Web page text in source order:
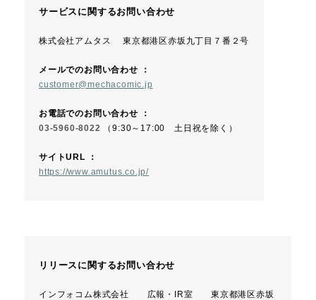
サービスに関するお問い合わせ
株式会社アムタス 東京都港区赤坂九丁目７番２号
メールでのお問い合わせ ：
customer@mechacomic.jp
お電話でのお問い合わせ ：
03-5960-8022 （9:30～17:00 土日祝を除く）
サイトURL ：
https://www.amutus.co.jp/
リリースに関するお問い合わせ
インフォコム株式会社 広報・IR室 東京都港区赤坂